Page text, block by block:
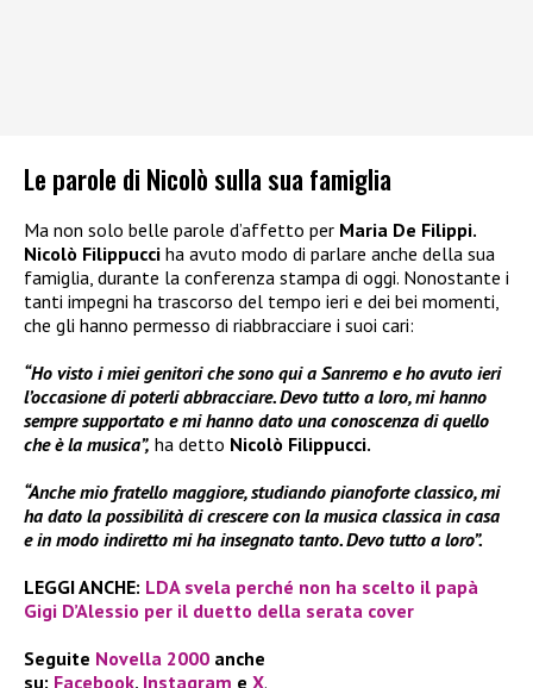
Le parole di Nicolò sulla sua famiglia
Ma non solo belle parole d’affetto per Maria De Filippi.
Nicolò Filippucci ha avuto modo di parlare anche della sua
famiglia, durante la conferenza stampa di oggi. Nonostante i
tanti impegni ha trascorso del tempo ieri e dei bei momenti,
che gli hanno permesso di riabbracciare i suoi cari:
“Ho visto i miei genitori che sono qui a Sanremo e ho avuto ieri
l’occasione di poterli abbracciare. Devo tutto a loro, mi hanno
sempre supportato e mi hanno dato una conoscenza di quello
che è la musica”, ha detto Nicolò Filippucci.
“Anche mio fratello maggiore, studiando pianoforte classico, mi
ha dato la possibilità di crescere con la musica classica in casa
e in modo indiretto mi ha insegnato tanto. Devo tutto a loro”.
LEGGI ANCHE: LDA svela perché non ha scelto il papà
Gigi D’Alessio per il duetto della serata cover
Seguite Novella 2000 anche
su: Facebook, Instagram e X.